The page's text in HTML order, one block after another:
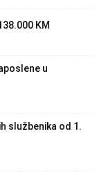
KM
u
službenika od 1.